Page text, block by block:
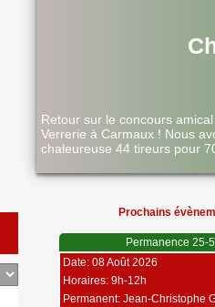
Retour sur le concours
Verrerie à Carmaux ! Nous
chaleureuse 44 tireurs pour
Prochains
Permanence 25-
Date: 08 Août 2026
Horaires: 9h-12h
Permanent: Jean-Christophe